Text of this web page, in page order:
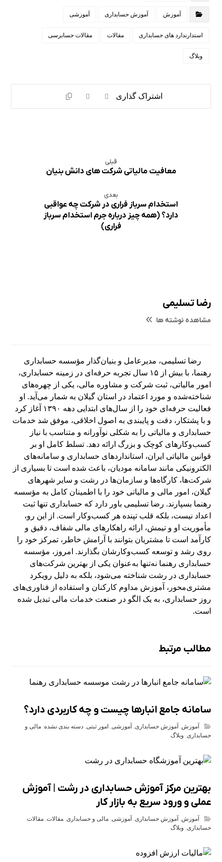
آموزش آموزش حسابداری آموزشی
استدارندارد های حسابداری مقالات مقالات حسابرسی
وبلاگ
قبلی
معافیت مالیاتی شرکت های دانش بنیان
بعدی
استخدام سرباز فراری در شرکت چه عواقبی
دارد؟ (همه چیز درباره جرم استخدام سرباز
فراری)
رضا تسلیمی
مشاهده نوشته ها
رضا تسلیمی، مدیرعامل و بنیان‌گذار مؤسسه حسابداری
رهنما، با بیش از ۱۵ سال تجربه حرفه‌ای در زمینه حسابداری،
امور مالیاتی، ثبت شرکت و مشاوره مالی، یکی از چهره‌های
شناخته‌شده و مورد اعتماد در استان گیلان به شمار می‌آید. او
فعالیت حرفه‌ای خود را از سال‌های ابتدایی دهه ۱۳۹۰ آغاز کرد
و با پشتکار، دقت و پایبندی به اصول اخلاقی، موفق شد خدمات
حسابداری و مالیاتی را به شکلی نوآورانه و متناسب با نیاز
کسب‌وکارهای کوچک و بزرگ ارائه دهد. تسلط کامل او بر
قوانین مالیاتی ایران، استانداردهای حسابداری و سامانه‌های
الکترونیکی مانند سامانه مودیان، باعث شده است تا بسیاری از
شرکت‌ها، کارگاه‌ها و سازمان‌ها در رشت و سایر شهرهای
گیلان، امور مالی و مالیاتی خود را با اطمینان کامل به مؤسسه
رهنما بسپارند. رضا تسلیمی باور دارد که حسابداری تنها ثبت
اعداد نیست، بلکه قلب تپنده هر کسب‌وکار است. از این رو،
مأموریت او و تیمش، ارائه راهکارهای مالی شفاف، دقیق و
کارآمد است تا مشتریان بتوانند با آرامش خاطر، تمرکز خود را
روی رشد و توسعه کسب‌وکارشان بگذارند. امروز، مؤسسه
حسابداری رهنما نه‌تنها به‌عنوان یکی از بهترین شرکت‌های
حسابداری در رشت شناخته می‌شود، بلکه به دلیل رویکرد
مشتری‌محور، آموزش مداوم کارکنان و استفاده از فناوری‌های
روز حسابداری، به یک الگو در صنعت خدمات مالی تبدیل شده
است.
مطالب مرتبط
سامانه جامع انبارها چیست و چه کاربردی دارد؟
آموزش ,آموزش حسابداری ,آموزشی ,امور ثبتی ,دسته بندی نشده ,مالی و
حسابداری وبلاگ
بهترین مرکز آموزش حسابداری در رشت | آموزش
عملی و ورود سریع به بازار کار
آموزش ,آموزش حسابداری ,آموزشی ,مالی و حسابداری ,مقالات ,مقالات
حسابداری وبلاگ